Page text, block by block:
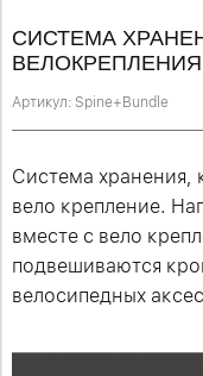
СИСТЕМА
ВЕЛОКРЕПЛЕНИЯ
Артикул: Spine+Bundle
Система хранения,
вело крепление.
вместе с вело
подвешиваются
велосипедных